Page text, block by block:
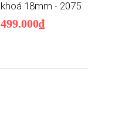
khoá 18mm - 2075
499.000₫